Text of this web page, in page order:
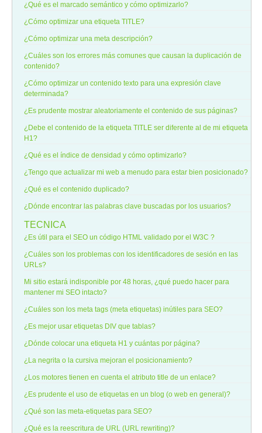
¿Qué es el marcado semántico y cómo optimizarlo?
¿Cómo optimizar una etiqueta TITLE?
¿Cómo optimizar una meta descripción?
¿Cuáles son los errores más comunes que causan la duplicación de
contenido?
¿Cómo optimizar un contenido texto para una expresión clave
determinada?
¿Es prudente mostrar aleatoriamente el contenido de sus páginas?
¿Debe el contenido de la etiqueta TITLE ser diferente al de mi etiqueta
H1?
¿Qué es el índice de densidad y cómo optimizarlo?
¿Tengo que actualizar mi web a menudo para estar bien posicionado?
¿Qué es el contenido duplicado?
¿Dónde encontrar las palabras clave buscadas por los usuarios?
TECNICA
¿Es útil para el SEO un código HTML validado por el W3C ?
¿Cuáles son los problemas con los identificadores de sesión en las
URLs?
Mi sitio estará indisponible por 48 horas, ¿qué puedo hacer para
mantener mi SEO intacto?
¿Cuáles son los meta tags (meta etiquetas) inútiles para SEO?
¿Es mejor usar etiquetas DIV que tablas?
¿Dónde colocar una etiqueta H1 y cuántas por página?
¿La negrita o la cursiva mejoran el posicionamiento?
¿Los motores tienen en cuenta el atributo title de un enlace?
¿Es prudente el uso de etiquetas en un blog (o web en general)?
¿Qué son las meta-etiquetas para SEO?
¿Qué es la reescritura de URL (URL rewriting)?